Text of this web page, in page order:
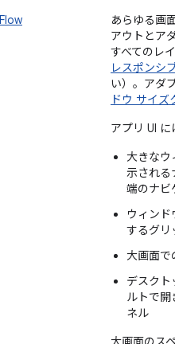
あらゆる画
アウトとア
すべてのレ
レスポンシ
い）。アダ
ドウ サイズ
アプリ UI に
大きなウ
示される
端のナビ
ウィン
するグリ
大画面で
デスクト
ルトで開
ネル